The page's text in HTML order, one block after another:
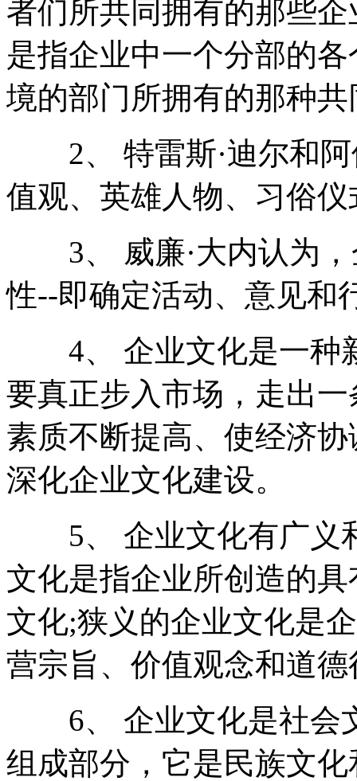
者们所共同拥有的那些
是指企业中一个分部的
境的部门所拥有的那种
2、 特雷斯·迪尔和阿
值观、英雄人物、习俗
3、 威廉·大内认为，
性--即确定活动、意见和
4、 企业文化是一种
要真正步入市场，走出
素质不断提高、使经济
深化企业文化建设。
5、 企业文化有广义
文化是指企业所创造的
文化;狭义的企业文化是
营宗旨、价值观念和道
6、 企业文化是社会
组成部分，它是民族文